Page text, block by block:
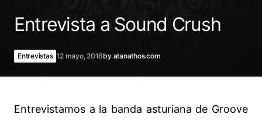
Entrevista a Sound Crush
Entrevistas 12 mayo, 2016by atanathos.com
Entrevistamos a la banda asturiana de Groove